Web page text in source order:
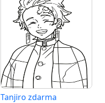
Tanjiro zdarma